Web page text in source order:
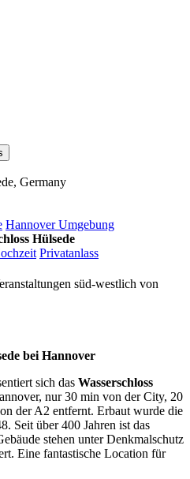
Germany
Hannover Umgebung
Hülsede
Privatanlass
süd-westlich von
bei Hannover
sich das Wasserschloss
nur 30 min von der City, 20
der A2 entfernt. Erbaut wurde die
Seit über 400 Jahren ist das
stehen unter Denkmalschutz
Eine fantastische Location für